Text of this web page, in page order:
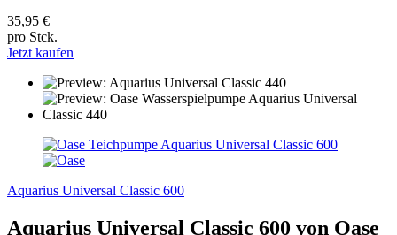
35,95 €
pro Stck.
Jetzt kaufen
Aquarius Universal Classic 600
Aquarius Universal Classic 600 von Oase